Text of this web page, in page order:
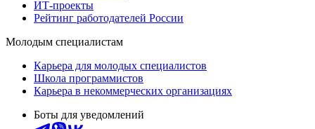
ИТ-проекты
Рейтинг работодателей России
Молодым специалистам
Карьера для молодых специалистов
Школа программистов
Карьера в некоммерческих организациях
Боты для уведомлений